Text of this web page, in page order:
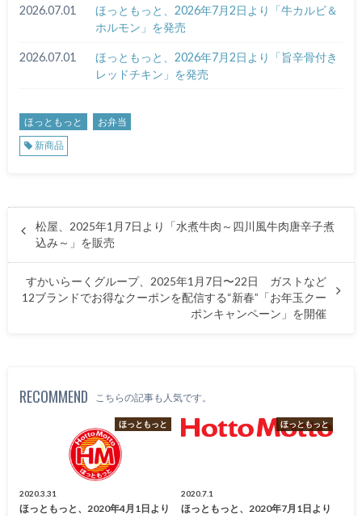
2026.07.01
ほっともっと、2026年7月2日より「牛カルビ＆
ホルモン」を発売
2026.07.01
ほっともっと、2026年7月2日より「旨辛骨付き
レッドチキン」を発売
ほっともっと
お弁当
新商品
松屋、2025年1月7日より「水煮牛肉～四川風牛肉唐辛子煮
込み～」を販売
すかいらーくグループ、2025年1月7日〜22日 ガストなど
12ブランドでお得なクーポンを配信する“新春”「お年玉クー
ポンキャンペーン」を開催
RECOMMEND こちらの記事も人気です。
ほっともっと
2020.3.31
ほっともっと、2020年4月1日より
ほっともっと
2020.7.1
ほっともっと、2020年7月1日より